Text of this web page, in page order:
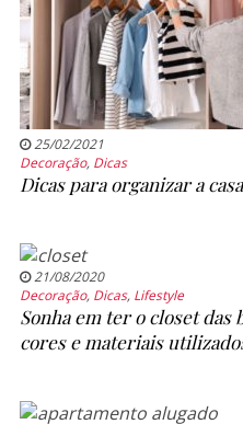
25/02/2021
Decoração, Dicas
Dicas para organizar a casa
21/08/2020
Decoração, Dicas, Lifestyle
Sonha em ter o closet das
cores e materiais